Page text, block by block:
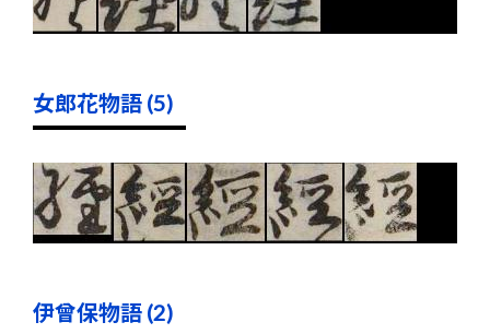
女郎花物語 (5)
伊曾保物語 (2)